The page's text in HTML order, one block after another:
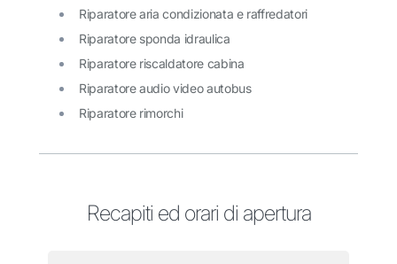
Riparatore aria condizionata e raffredatori
Riparatore sponda idraulica
Riparatore riscaldatore cabina
Riparatore audio video autobus
Riparatore rimorchi
Recapiti ed orari di apertura